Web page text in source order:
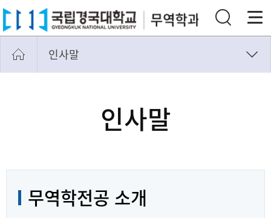
인사말
인사말
무역학전공 소개